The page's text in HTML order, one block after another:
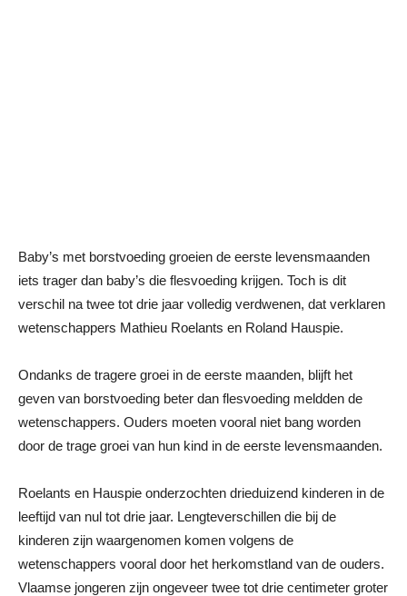
Baby’s met borstvoeding groeien de eerste levensmaanden
iets trager dan baby’s die flesvoeding krijgen. Toch is dit
verschil na twee tot drie jaar volledig verdwenen, dat verklaren
wetenschappers Mathieu Roelants en Roland Hauspie.
Ondanks de tragere groei in de eerste maanden, blijft het
geven van borstvoeding beter dan flesvoeding meldden de
wetenschappers. Ouders moeten vooral niet bang worden
door de trage groei van hun kind in de eerste levensmaanden.
Roelants en Hauspie onderzochten drieduizend kinderen in de
leeftijd van nul tot drie jaar. Lengteverschillen die bij de
kinderen zijn waargenomen komen volgens de
wetenschappers vooral door het herkomstland van de ouders.
Vlaamse jongeren zijn ongeveer twee tot drie centimeter groter